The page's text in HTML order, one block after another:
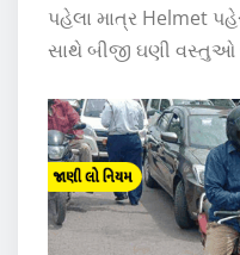
પહેલા માત્ર Helmet
સાથે બીજી ઘણી